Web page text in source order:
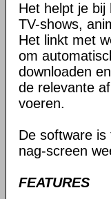
Het helpt je bij
TV-shows,
Het linkt met
om
downloaden
de relevante
voeren.
De software
nag-screen
FEATURES